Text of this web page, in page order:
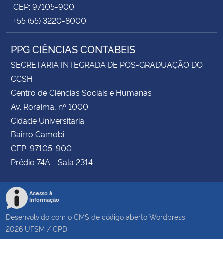
CEP: 97105-900
+55 (55) 3220-8000
PPG CIÊNCIAS CONTÁBEIS
SECRETARIA INTEGRADA DE PÓS-GRADUAÇÃO DO
CCSH
Centro de Ciências Sociais e Humanas
Av. Roraima, nº 1000
Cidade Universitária
Bairro Camobi
CEP: 97105-900
Prédio 74A - Sala 2314
Acesso à
Informação
Desenvolvido com o CMS de código aberto Wordpress
2026 UFSM / CPD